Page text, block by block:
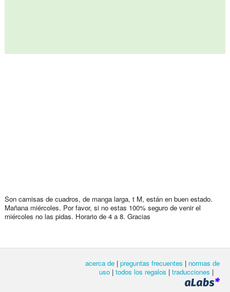
Son camisas de cuadros, de manga larga, t M, están en buen estado.
Mañana miércoles. Por favor, si no estas 100% seguro de venir el
miércoles no las pidas. Horario de 4 a 8. Gracias
acerca de | preguntas frecuentes | normas de
uso | todos los regalos | traducciones |